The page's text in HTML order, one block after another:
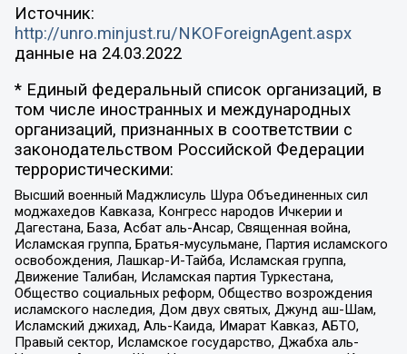
Источник:
http://unro.minjust.ru/NKOForeignAgent.aspx
данные на 24.03.2022
* Единый федеральный список организаций, в
том числе иностранных и международных
организаций, признанных в соответствии с
законодательством Российской Федерации
террористическими:
Высший военный Маджлисуль Шура Объединенных сил
моджахедов Кавказа, Конгресс народов Ичкерии и
Дагестана, База, Асбат аль-Ансар, Священная война,
Исламская группа, Братья-мусульмане, Партия исламского
освобождения, Лашкар-И-Тайба, Исламская группа,
Движение Талибан, Исламская партия Туркестана,
Общество социальных реформ, Общество возрождения
исламского наследия, Дом двух святых, Джунд аш-Шам,
Исламский джихад, Аль-Каида, Имарат Кавказ, АБТО,
Правый сектор, Исламское государство, Джабха аль-